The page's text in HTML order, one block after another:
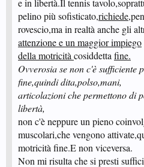
e in libertà.Il tennis
pelino più sofisticato,richiede
rovescio,ma in realtà anche gli
attenzione e un maggior impiego
della motricitàcosiddettafine.
Ovverosia se non c'è sufficiente
fine,quindi dita,polso,mani,
articolazioni che permettono di
libertà,
non c'è neppure un pieno
muscolari,che vengono
motricità fine.E non viceversa.
Non mi risulta che si presti